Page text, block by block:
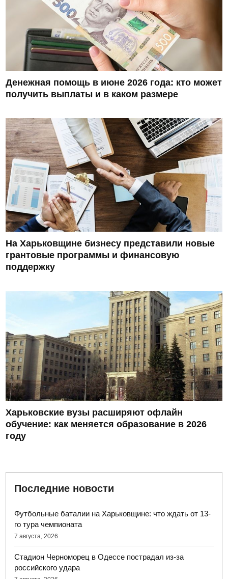
Денежная помощь в июне 2026 года: кто может
получить выплаты и в каком размере
На Харьковщине бизнесу представили новые
грантовые программы и финансовую
поддержку
Харьковские вузы расширяют офлайн
обучение: как меняется образование в 2026
году
Последние новости
Футбольные баталии на Харьковщине: что ждать от 13-
го тура чемпионата
7 августа, 2026
Стадион Черноморец в Одессе пострадал из-за
российского удара